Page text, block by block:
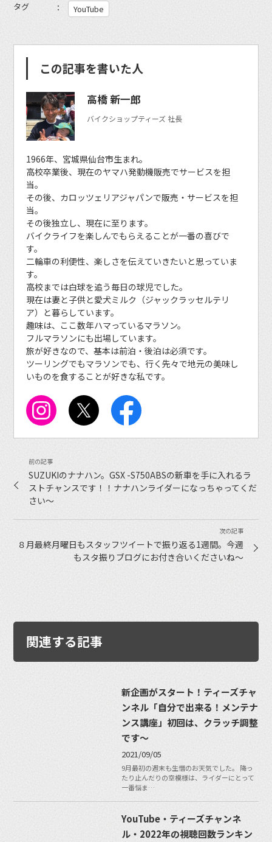
タグ
YouTube
この記事を書いた人
高橋 新一郎
バイクショップティーズ 社長
1966年、宮城県仙台市生まれ。
高校卒業後、現在のヤマハ発動機販売でサービスを担
当。
その後、カロッツェリアジャパンで販売・サービスを担
当。
その後独立し、現在に至ります。
バイクライフを楽しんでもらえることが一番の喜びで
す。
二輪車の利便性、楽しさを伝えていきたいと思っていま
す。
高校までは白球を追う毎日の球児でした。
現在は妻と子供と愛犬ミルク（ジャックラッセルテリ
ア）と暮らしています。
趣味は、ここ数年ハマっているマラソン。
フルマラソンにも出場しています。
旅が好きなので、基本は前泊・後泊は必須です。
ツーリングでもマラソンでも、行く先々で地元の美味し
いものを食することが好きな私です。
SUZUKIのナナハン。GSX -S750ABSの新車を手に入れるラ
ストチャンスです！！ナナハンライダーになっちゃってくだ
さい〜
８月最終月曜日もスタッフツイートで振り返る1週間。今週
もスタ振りブログにお付き合いくださいね〜
関連する記事
新企画がスタート！ティーズチャ
ンネル「自分で出来る！メンテナ
ンス講座」初回は、クラッチ調整
です〜
2021/09/05
9月最初の週末も生憎のお天気でした。 降っ
たり止んだりの空模様は、ライダーにとって
一番悩ま…
YouTube・ティーズチャンネ
ル・2022年の視聴回数ランキン